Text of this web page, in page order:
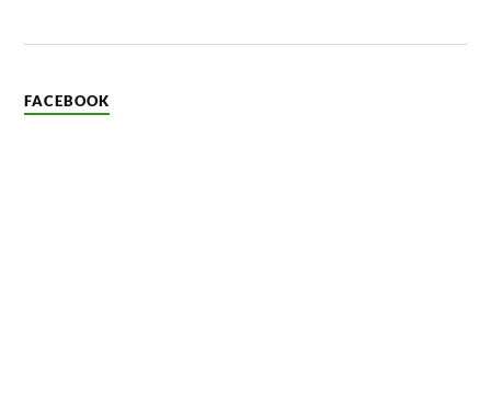
FACEBOOK